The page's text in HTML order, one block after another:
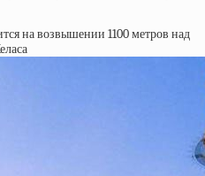
на возвышении 1100 метров над